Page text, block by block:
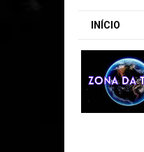
INÍCIO